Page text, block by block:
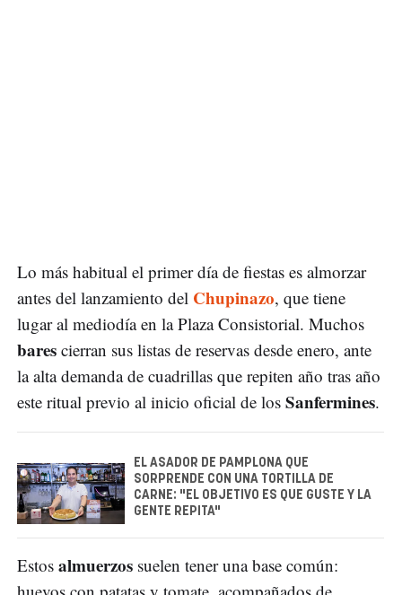
Lo más habitual el primer día de fiestas es almorzar
antes del lanzamiento del Chupinazo, que tiene
lugar al mediodía en la Plaza Consistorial. Muchos
bares cierran sus listas de reservas desde enero, ante
la alta demanda de cuadrillas que repiten año tras año
este ritual previo al inicio oficial de los Sanfermines.
EL ASADOR DE PAMPLONA QUE
SORPRENDE CON UNA TORTILLA DE
CARNE: "EL OBJETIVO ES QUE GUSTE Y LA
GENTE REPITA"
Estos almuerzos suelen tener una base común: